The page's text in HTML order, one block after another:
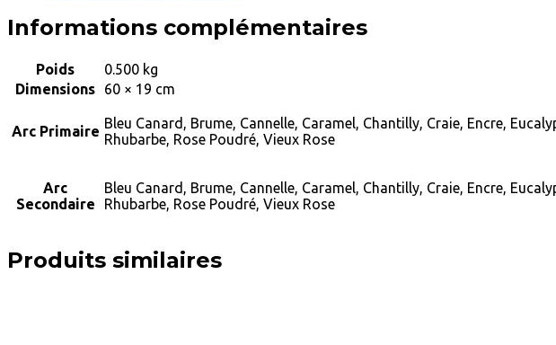
Informations complémentaires
Poids
0.500 kg
Dimensions
60 × 19 cm
Arc Primaire Bleu Canard, Brume, Cannelle, Caramel, Chantilly, Craie, Encre,
Rhubarbe, Rose Poudré, Vieux Rose
Arc
Secondaire
Bleu Canard, Brume, Cannelle, Caramel, Chantilly, Craie, Encre,
Rhubarbe, Rose Poudré, Vieux Rose
Produits similaires